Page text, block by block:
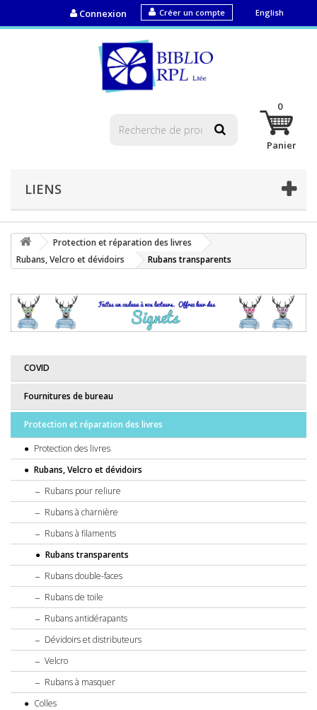
English
Créer un compte
Connexion
0
Panier
LIENS
Protection et réparation des livres
Rubans, Velcro et dévidoirs
Rubans transparents
COVID
Fournitures de bureau
Protection et réparation des livres
Protection des livres
Rubans, Velcro et dévidoirs
Rubans pour reliure
Rubans à charnière
Rubans à filaments
Rubans transparents
Rubans double-faces
Rubans de toile
Rubans antidérapants
Dévidoirs et distributeurs
Velcro
Rubans à masquer
Colles